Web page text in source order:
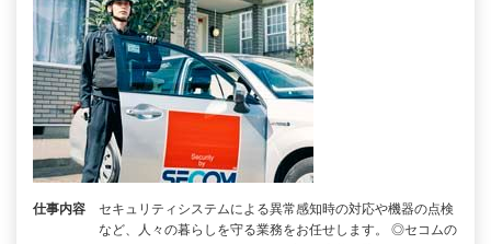
仕事内容
セキュリティシステムによる異常感知時の対応や機器の点検
など、人々の暮らしを守る業務をお任せします。 ◎セコムの